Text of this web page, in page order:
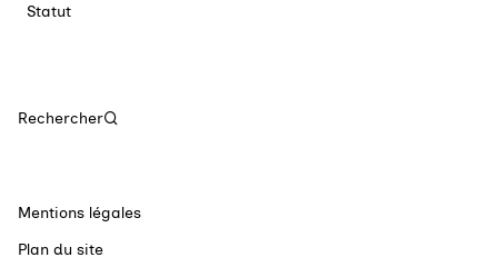
Statut
Rechercher
Mentions légales
Plan du site